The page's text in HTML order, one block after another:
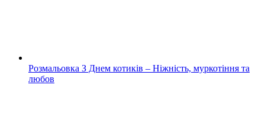
Розмальовка З Днем котиків – Ніжність, муркотіння та
любов